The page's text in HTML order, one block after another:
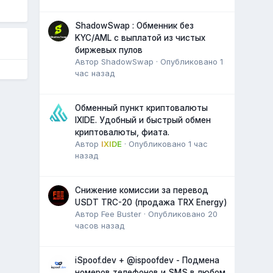
ShadowSwap : Обменник без
KYC/AML с выплатой из чистых
биржевых пулов
АвторShadowSwap · Опубликовано1
час назад
Обменный пункт криптовалюты
IXIDE. Удобный и быстрый обмен
криптовалюты, фиата.
Автор IXIDE · Опубликовано1 час
назад
Снижение комиссии за перевод
USDT TRC-20 (продажа TRX Energy)
АвторFee Buster · Опубликовано 20
часов назад
iSpoof.dev + @ispoofdev - Подмена